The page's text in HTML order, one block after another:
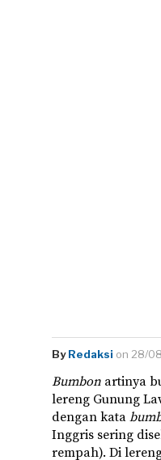
By Redaksi on 28/
Bumbon artinya
lereng Gunung
dengan kata
Inggris sering
rempah). Di